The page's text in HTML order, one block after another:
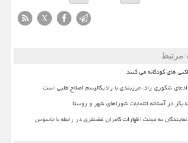
X
مرتبط
های کودکانه می کنند
شکوری راد، مرزبندی با رادیکالیسم اصلاح طلبی است
در آستانه انتخابات شوراهای شهر و روستا
به مبحث اظهارات کامران غضنفری در رابطه با جاسوس